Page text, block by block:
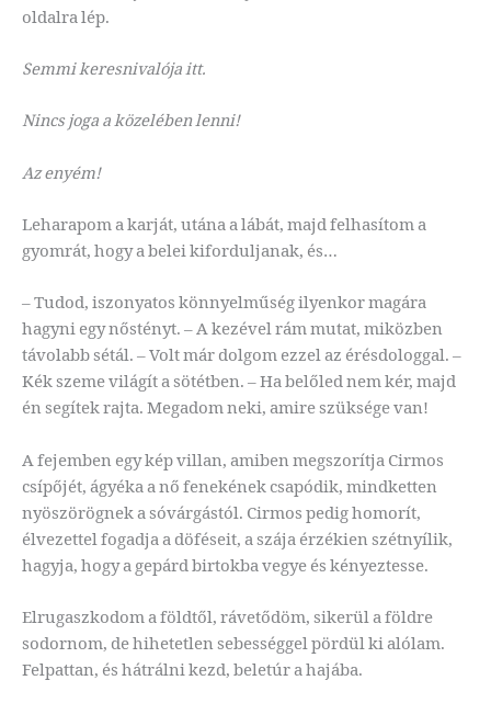
oldalra lép.
Semmi keresnivalója itt.
Nincs joga a közelében lenni!
Az enyém!
Leharapom a karját, utána a lábát, majd felhasítom a
gyomrát, hogy a belei kiforduljanak, és…
– Tudod, iszonyatos könnyelműség ilyenkor magára
hagyni egy nőstényt. – A kezével rám mutat, miközben
távolabb sétál. – Volt már dolgom ezzel az érésdologgal. –
Kék szeme világít a sötétben. – Ha belőled nem kér, majd
én segítek rajta. Megadom neki, amire szüksége van!
A fejemben egy kép villan, amiben megszorítja Cirmos
csípőjét, ágyéka a nő fenekének csapódik, mindketten
nyöszörögnek a sóvárgástól. Cirmos pedig homorít,
élvezettel fogadja a döféseit, a szája érzékien szétnyílik,
hagyja, hogy a gepárd birtokba vegye és kényeztesse.
Elrugaszkodom a földtől, rávetődöm, sikerül a földre
sodornom, de hihetetlen sebességgel pördül ki alólam.
Felpattan, és hátrálni kezd, beletúr a hajába.